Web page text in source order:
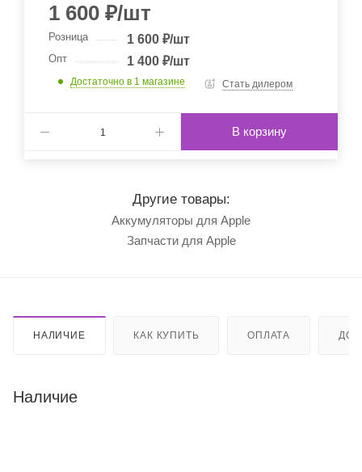
1 600 ₽/шт
Розница 1 600 ₽/шт
Опт 1 400 ₽/шт
Достаточно в 1 магазине Стать дилером
В корзину
Другие товары:
Аккумуляторы для Apple
Запчасти для Apple
НАЛИЧИЕ КАК КУПИТЬ ОПЛАТА
Наличие